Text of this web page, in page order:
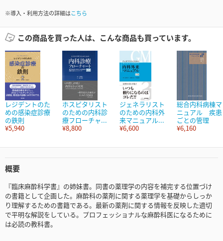
※導入・利用方法の詳細はこちら
この商品を買った人は、こんな商品も買っています。
レジデントのた
めの感染症診療
の鉄則
¥5,940
ホスピタリスト
のための内科診
療フローチャ...
¥8,800
ジェネラリスト
のための内科外
来マニュアル...
¥6,600
総合内科病棟マ
ニュアル 疾患
ごとの管理
¥6,160
概要
『臨床麻酔科学書』の姉妹書。同書の薬理学の内容を補完する位置づけ
の書籍として企画した。麻酔科の薬剤に関する薬理学を基礎からしっか
り理解するための書籍である。最新の薬剤に関する情報を反映した適切
で平明な解説をしている。プロフェッショナルな麻酔科医になるために
は必読の教科書。